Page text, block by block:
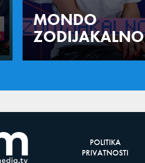
MONDO
ZODIJAKALNO
POLITIKA
PRIVATNOSTI